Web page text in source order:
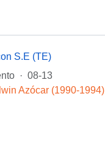
S.E (TE)
· 08-13
Azócar (1990-1994)